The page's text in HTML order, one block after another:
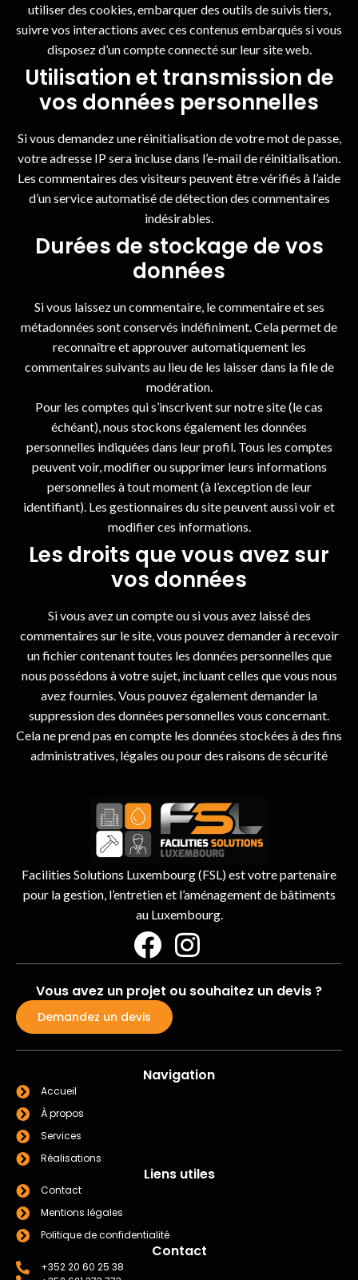
utiliser des cookies, embarquer des outils de suivis tiers,
suivre vos interactions avec ces contenus embarqués si vous
disposez d’un compte connecté sur leur site web.
Utilisation et transmission de
vos données personnelles
Si vous demandez une réinitialisation de votre mot de passe,
votre adresse IP sera incluse dans l’e-mail de réinitialisation.
Les commentaires des visiteurs peuvent être vérifiés à l’aide
d’un service automatisé de détection des commentaires
indésirables.
Durées de stockage de vos
données
Si vous laissez un commentaire, le commentaire et ses
métadonnées sont conservés indéfiniment. Cela permet de
reconnaître et approuver automatiquement les
commentaires suivants au lieu de les laisser dans la file de
modération.
Pour les comptes qui s’inscrivent sur notre site (le cas
échéant), nous stockons également les données
personnelles indiquées dans leur profil. Tous les comptes
peuvent voir, modifier ou supprimer leurs informations
personnelles à tout moment (à l’exception de leur
identifiant). Les gestionnaires du site peuvent aussi voir et
modifier ces informations.
Les droits que vous avez sur
vos données
Si vous avez un compte ou si vous avez laissé des
commentaires sur le site, vous pouvez demander à recevoir
un fichier contenant toutes les données personnelles que
nous possédons à votre sujet, incluant celles que vous nous
avez fournies. Vous pouvez également demander la
suppression des données personnelles vous concernant.
Cela ne prend pas en compte les données stockées à des fins
administratives, légales ou pour des raisons de sécurité
Facilities Solutions Luxembourg (FSL) est votre partenaire
pour la gestion, l’entretien et l’aménagement de bâtiments
au Luxembourg.
Vous avez un projet ou souhaitez un devis ?
Demandez un devis
Navigation
Accueil
À propos
Services
Réalisations
Liens utiles
Contact
Mentions légales
Politique de confidentialité
Contact
+352 20 60 25 38